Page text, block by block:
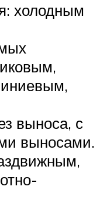
холодным
выноса, с
выносами.